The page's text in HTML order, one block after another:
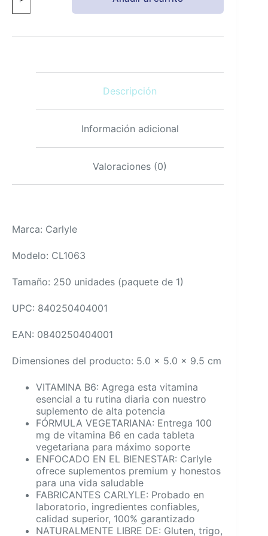
B6
250
Descripción
Información adicional
Valoraciones (0)
Marca: Carlyle
Modelo: CL1063
Tamaño: 250 unidades (paquete de 1)
UPC: 840250404001
EAN: 0840250404001
Dimensiones del producto: 5.0 x 5.0 x 9.5 cm
VITAMINA B6: Agrega esta vitamina
esencial a tu rutina diaria con nuestro
suplemento de alta potencia
FÓRMULA VEGETARIANA: Entrega 100
mg de vitamina B6 en cada tableta
vegetariana para máximo soporte
ENFOCADO EN EL BIENESTAR: Carlyle
ofrece suplementos premium y honestos
para una vida saludable
FABRICANTES CARLYLE: Probado en
laboratorio, ingredientes confiables,
calidad superior, 100% garantizado
NATURALMENTE LIBRE DE: Gluten, trigo,